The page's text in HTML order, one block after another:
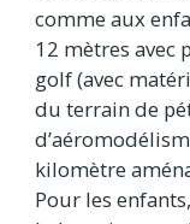
comme aux
12 mètres avec
golf (avec
du terrain de
kilomètre
Pour les